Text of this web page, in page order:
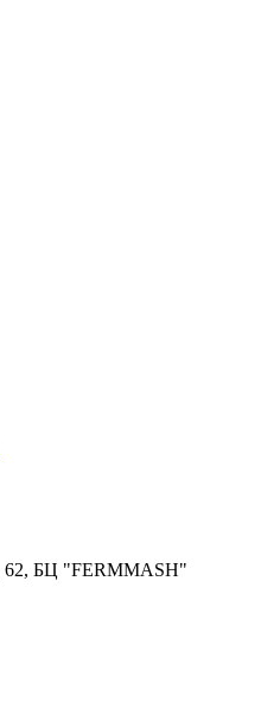
62, БЦ "FERMMASH"